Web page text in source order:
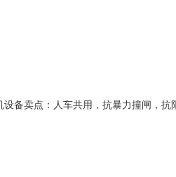
备卖点：人车共用，抗暴力撞闸，